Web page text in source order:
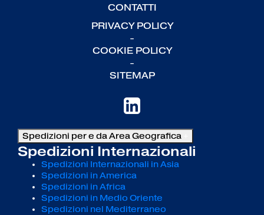
CONTATTI
PRIVACY POLICY
-
COOKIE POLICY
-
SITEMAP
Spedizioni per e da Area Geografica
Spedizioni Internazionali
Spedizioni Internazionali in Asia
Spedizioni in America
Spedizioni in Africa
Spedizioni in Medio Oriente
Spedizioni nel Mediterraneo